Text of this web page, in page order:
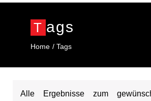
T Ags
Home Tags
Alle Ergebnisse zum